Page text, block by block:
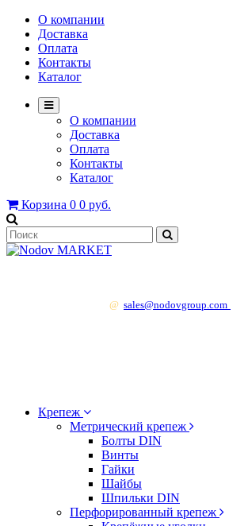
О компании
Доставка
Оплата
Контакты
Каталог
О компании
Доставка
Оплата
Контакты
Каталог
Корзина 0 0 руб.
@ sales@nodovgroup.com
Крепеж
Метрический крепеж
Болты DIN
Винты
Гайки
Шайбы
Шпильки DIN
Перфорированный крепеж